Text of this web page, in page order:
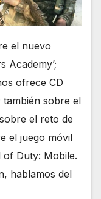
el nuevo
Academy’;
ofrece CD
también sobre el
el reto de
el juego móvil
of Duty: Mobile.
hablamos del